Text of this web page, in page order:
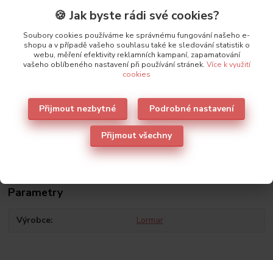
Parametry
Výrobce Lormar
🍪 Jak byste rádi své cookies?
Soubory cookies používáme ke správnému fungování našeho e-
shopu a v případě vašeho souhlasu také ke sledování statistik o
webu, měření efektivity reklamních kampaní, zapamatování
vašeho oblíbeného nastavení při používání stránek. Více k využití
cookies
Přijmout nezbytné Podrobné nastavení
Přijmout všechny